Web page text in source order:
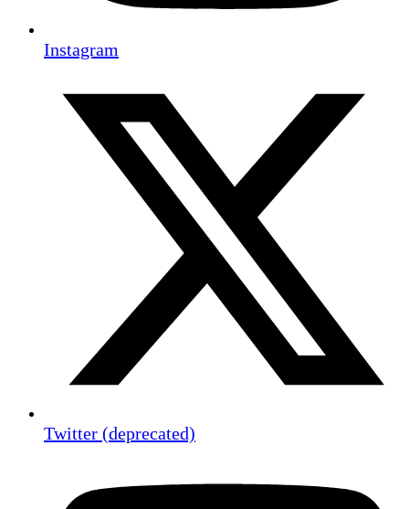
Instagram
Twitter (deprecated)